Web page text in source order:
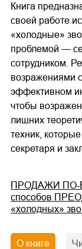
Книга
своей работе
«холодные»
проблемой —
сотрудником.
возражениями
эффективном
чтобы
лишних
техник,
секретаря и
ПРОДАЖИ ПО-
способов
«холодных»
О книге